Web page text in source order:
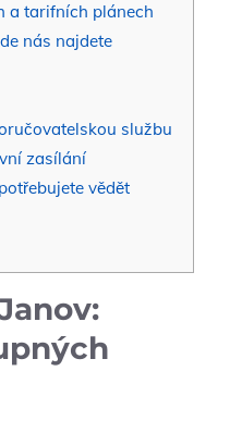
a tarifních plánech
nás najdete
službu
zasílání
vědět